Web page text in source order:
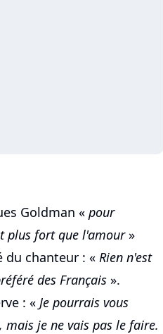
Goldman « pour
plus fort que l'amour»
du chanteur : « Rien n'est
des Français ».
: « Je pourrais vous
mais je ne vais pas le faire.